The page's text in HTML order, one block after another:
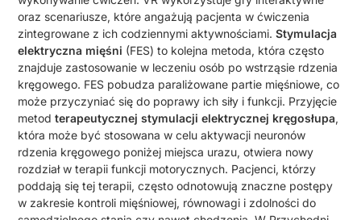
oraz scenariusze, które angażują pacjenta w ćwiczenia
zintegrowane z ich codziennymi aktywnościami.Stymulacja
elektryczna mięśni (FES) to kolejna metoda, która często
znajduje zastosowanie w leczeniu osób po wstrząsie rdzenia
kręgowego. FES pobudza paraliżowane partie mięśniowe, co
może przyczyniać się do poprawy ich siły i funkcji. Przyjęcie
metodterapeutycznej stymulacji elektrycznej kręgosłupa,
która może być stosowana w celu aktywacji neuronów
rdzenia kręgowego poniżej miejsca urazu, otwiera nowy
rozdział w terapii funkcji motorycznych. Pacjenci, którzy
poddają się tej terapii, często odnotowują znaczne postępy
w zakresie kontroli mięśniowej, równowagi i zdolności do